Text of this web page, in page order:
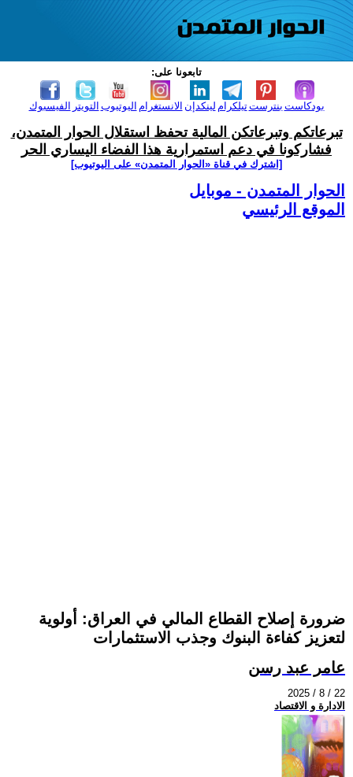
تابعونا على:
الفيسبوك التويتر اليوتيوب الانستغرام لينكدإن تيلكرامبنترست بودكاست
تبرعاتكم وتبرعاتكن المالية تحفظ استقلال الحوار المتمدن،
فشاركونا في دعم استمرارية هذا الفضاء اليساري الحر
[اشترك في قناة ‫«الحوار المتمدن» على اليوتيوب]
الحوار المتمدن - موبايل
الموقع الرئيسي
ضرورة إصلاح القطاع المالي في العراق: أولوية
لتعزيز كفاءة البنوك وجذب الاستثمارات
عامر عبد رسن
2025 / 8 / 22
الادارة و الاقتصاد